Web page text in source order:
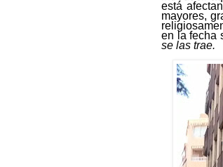
está
mayores,
en la fecha
se las trae.